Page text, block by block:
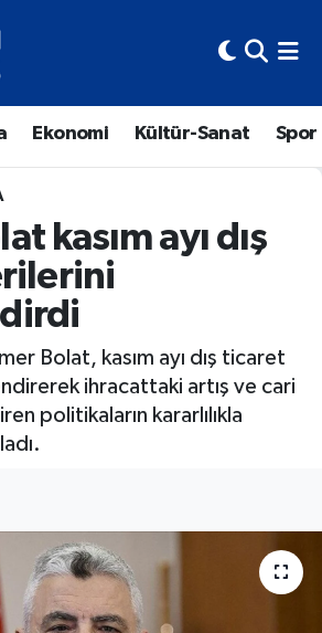
Ekonomi Kültür-Sanat Spor
kasım ayı dış
Bolat, kasım ayı dış ticaret
ihracattaki artış ve cari
politikaların kararlılıkla
Durumu ve Fikstür